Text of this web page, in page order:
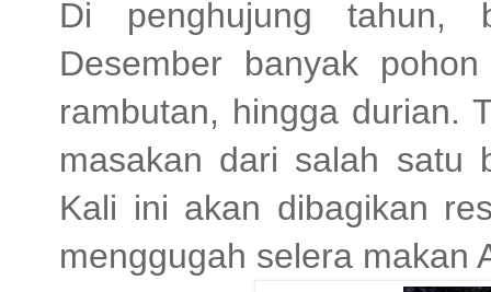
Di penghujung tahun,
Desember banyak
rambutan, hingga durian.
masakan dari salah satu
Kali ini akan dibagikan
menggugah selera makan